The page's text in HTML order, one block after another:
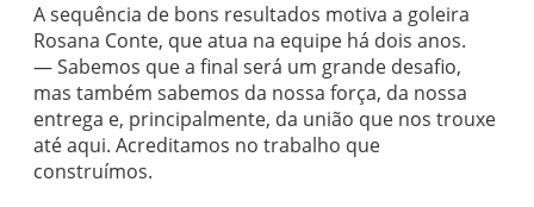
A sequência de bons resultados motiva a goleira
Rosana Conte, que atua na equipe há dois anos.
— Sabemos que a final será um grande desafio,
mas também sabemos da nossa força, da nossa
entrega e, principalmente, da união que nos trouxe
até aqui. Acreditamos no trabalho que
construímos.